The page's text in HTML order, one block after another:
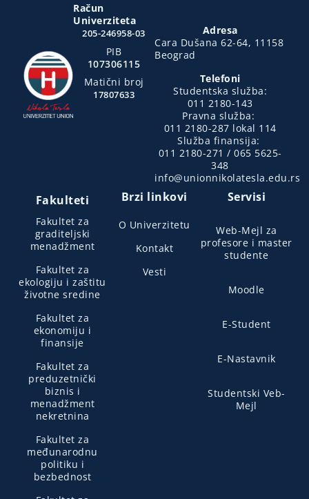
Račun
Univerziteta
205-246958-03
PIB
107306115
Matični broj
17807633
Adresa
Cara Dušana 62-64, 11158
Beograd
Telefoni
Studentska služba:
011 2180-143
Pravna služba:
011 2180-287 lokal 114
Služba finansija:
011 2180-271 / 065 5625-
348
info@unionnikolatesla.edu.rs
Fakulteti
Fakultet za
graditeljski
menadžment
Fakultet za
ekologiju i zaštitu
životne sredine
Fakultet za
ekonomiju i
finansije
Fakultet za
preduzetnički
biznis i
menadžment
nekretnina
Fakultet za
međunarodnu
politiku i
bezbednost
Brzi linkovi
O Univerzitetu
Kontakt
Vesti
Servisi
Web-Mejl za
profesore i master
studente
Moodle
E-Student
E-Nastavnik
Studentski Veb-
Mejl